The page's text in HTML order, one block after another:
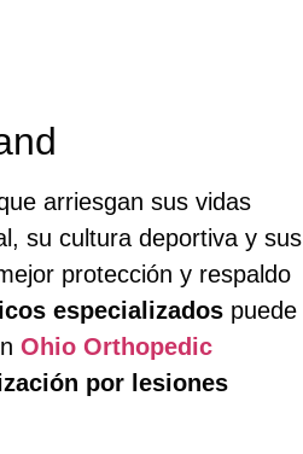
arriesgan sus vidas
su cultura deportiva y sus
protección y respaldo
especializados puede
Ohio Orthopedic
por lesiones